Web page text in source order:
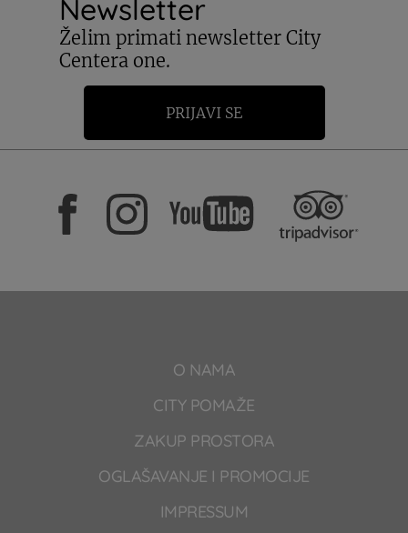
Newsletter
Želim primati newsletter City
Centera one.
PRIJAVI SE
O NAMA
CITY POMAŽE
ZAKUP PROSTORA
OGLAŠAVANJE I PROMOCIJE
IMPRESSUM